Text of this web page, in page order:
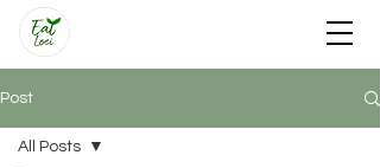
Post
All Posts